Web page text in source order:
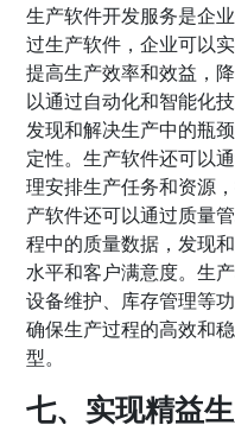
生产软件开发服务是企
过生产软件，企业可以
提高生产效率和效益，
以通过自动化和智能化
发现和解决生产中的瓶
定性。生产软件还可以
理安排生产任务和资源
产软件还可以通过质量
程中的质量数据，发现
水平和客户满意度。生
设备维护、库存管理等
确保生产过程的高效和
型。
七、实现精益